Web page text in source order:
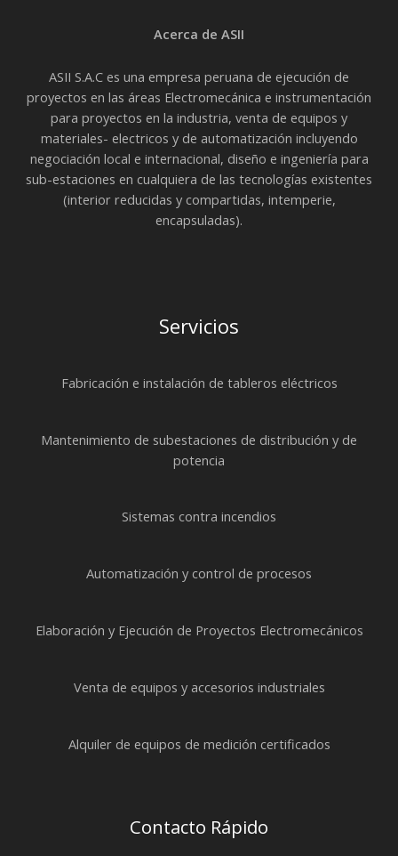
Acerca de ASII
ASII S.A.C es una empresa peruana de ejecución de
proyectos en las áreas Electromecánica e instrumentación
para proyectos en la industria, venta de equipos y
materiales- electricos y de automatización incluyendo
negociación local e internacional, diseño e ingeniería para
sub-estaciones en cualquiera de las tecnologías existentes
(interior reducidas y compartidas, intemperie,
encapsuladas).
Servicios
Fabricación e instalación de tableros eléctricos
Mantenimiento de subestaciones de distribución y de
potencia
Sistemas contra incendios
Automatización y control de procesos
Elaboración y Ejecución de Proyectos Electromecánicos
Venta de equipos y accesorios industriales
Alquiler de equipos de medición certificados
Contacto Rápido